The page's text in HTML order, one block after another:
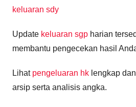
keluaran sdy
Update keluaran sgp harian
membantu pengecekan hasil
Lihat pengeluaran hk lengkap
arsip serta analisis angka.